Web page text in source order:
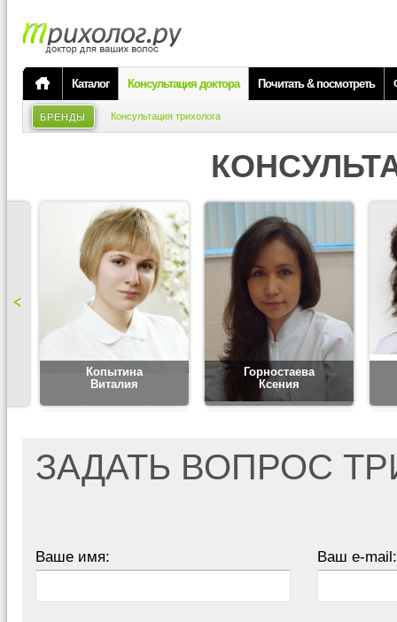
Каталог Консультация доктора Почитать & посмотреть
БРЕНДЫ Консультация трихолога
Копытина
Виталия
Горностаева
Ксения
ЗАДАТЬ ВОПРОС
Ваше имя: Ваш e-mail: